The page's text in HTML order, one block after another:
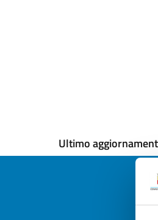
Ultimo